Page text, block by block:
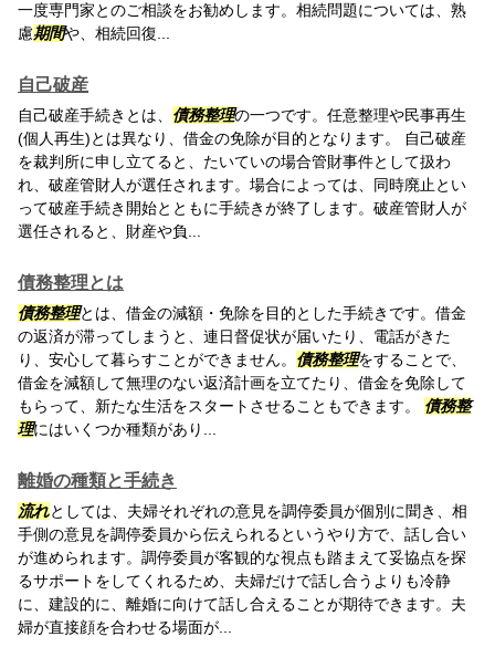
一度専門家とのご相談をお勧めします。相続問題については、熟
慮期間や、相続回復...
自己破産
自己破産手続きとは、 債務整理の一つです。任意整理や民事再生
(個人再生)とは異なり、借金の免除が目的となります。 自己破産
を裁判所に申し立てると、たいていの場合管財事件として扱わ
れ、破産管財人が選任されます。場合によっては、同時廃止とい
って破産手続き開始とともに手続きが終了します。破産管財人が
選任されると、財産や負...
債務整理とは
債務整理とは、借金の減額・免除を目的とした手続きです。借金
の返済が滞ってしまうと、連日督促状が届いたり、電話がきた
り、安心して暮らすことができません。 債務整理をすることで、
借金を減額して無理のない返済計画を立てたり、借金を免除して
もらって、新たな生活をスタートさせることもできます。 債務整
理にはいくつか種類があり...
離婚の種類と手続き
流れとしては、夫婦それぞれの意見を調停委員が個別に聞き、相
手側の意見を調停委員から伝えられるというやり方で、話し合い
が進められます。調停委員が客観的な視点も踏まえて妥協点を探
るサポートをしてくれるため、夫婦だけで話し合うよりも冷静
に、建設的に、離婚に向けて話し合えることが期待できます。夫
婦が直接顔を合わせる場面が...